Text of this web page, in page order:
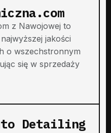
z Nawojowej to
jakości
o wszechstronnym
się w sprzedaży
Detailing